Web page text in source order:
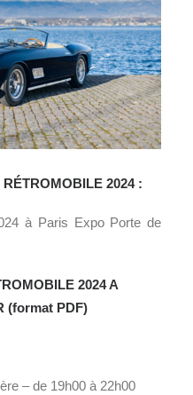
2024 :
à Paris Expo Porte de
2024 A
(format PDF)
– de 19h00 à 22h00